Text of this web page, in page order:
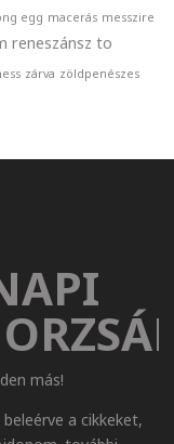
egg macerás messzire
reneszánsz to
zárva zöldpenészes
más!
a cikkeket,